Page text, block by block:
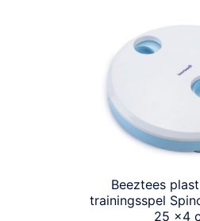
Beeztees
trainingsspel
25 x4